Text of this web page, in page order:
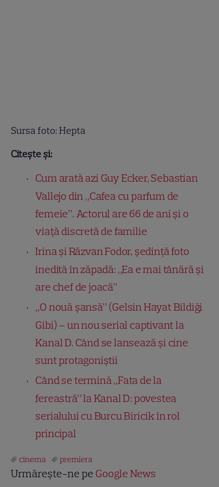
Sursa foto: Hepta
Citește și:
Cum arată azi Guy Ecker, Sebastian
Vallejo din „Cafea cu parfum de
femeie”. Actorul are 66 de ani și o
viață discretă de familie
Irina și Răzvan Fodor, ședință foto
inedită în zăpadă: „Ea e mai tânără și
are chef de joacă”
„O nouă șansă” (Gelsin Hayat Bildiği
Gibi) – un nou serial captivant la
Kanal D. Când se lansează și cine
sunt protagoniștii
Când se termină „Fata de la
fereastră” la Kanal D: povestea
serialului cu Burcu Biricik în rol
principal
cinema premiera
Urmărește-ne pe Google News